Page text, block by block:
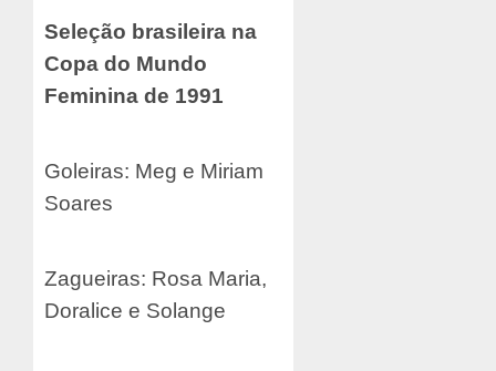
Seleção brasileira na
Copa do Mundo
Feminina de 1991
Goleiras: Meg e Miriam
Soares
Zagueiras: Rosa Maria,
Doralice e Solange